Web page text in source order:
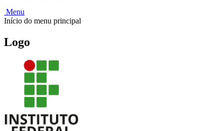
Menu
Início do menu principal
Logo